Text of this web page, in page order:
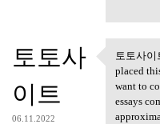
토토사
이트
06.11.2022
토토사
토토사이
placed
want to
essays